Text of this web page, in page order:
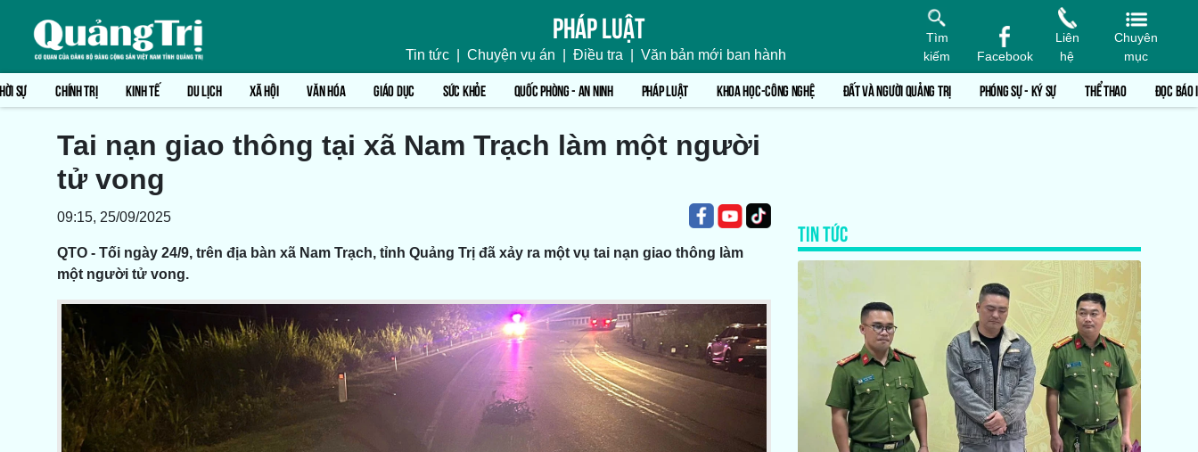
Pháp luật
Tin tức Chuyện vụ án Điều tra Văn bản mới ban hành
Tìm
kiếm
Facebook
Liên
hệ
Chuyên
mục
SỰ CHÍNH TRỊ KINH TẾ DU LỊCH XÃ HỘI VĂN HÓA GIÁO DỤC SỨC KHỎE QUỐC PHÒNG - AN NINH PHÁP LUẬT KHOA HỌC-CÔNG NGHỆ ĐẤT VÀ NGƯỜI QUẢNG TRỊ PHÓNG SỰ - KÝ SỰ THỂ THAO ĐỌC BÁO
Tai nạn giao thông tại xã Nam Trạch làm một người
tử vong
09:15, 25/09/2025
QTO - Tối ngày 24/9, trên địa bàn xã Nam Trạch, tỉnh Quảng Trị đã xảy ra một vụ tai nạn giao thông làm
một người tử vong.
TIN TỨC